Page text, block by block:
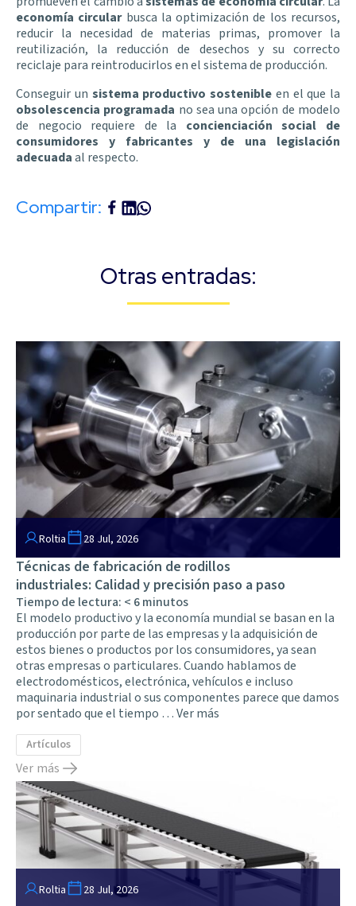
economía circularbusca la optimización de los recursos,
reducir la necesidad de materias primas, promover la
reutilización, la reducción de desechos y su correcto
reciclaje para reintroducirlos en el sistema de producción.
Conseguir un sistema productivo sostenible en el que la
obsolescencia programada no sea una opción de modelo
de negocio requiere de la concienciación social de
consumidores y fabricantes y de una legislación
adecuadaal respecto.
Compartir:
Otras entradas:
Roltia 28 Jul, 2026
Técnicas de fabricación de rodillos
industriales: Calidad y precisión paso a paso
Tiempo de lectura: < 6minutos
El modelo productivo y la economía mundial se basan en la
producción por parte de las empresas y la adquisición de
estos bienes o productos por los consumidores, ya sean
otras empresas o particulares. Cuando hablamos de
electrodomésticos, electrónica, vehículos e incluso
maquinaria industrial o sus componentes parece que damos
por sentado que el tiempo …Ver más
Artículos
Ver más
Roltia 28 Jul, 2026